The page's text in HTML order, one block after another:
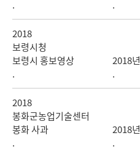
.
.
2018
보령시청
보령시 홍보영상
2018년
.
.
2018
봉화군농업기술센터
봉화 사과
2018년
.
.